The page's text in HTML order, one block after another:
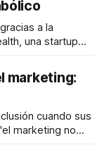
a la
una startup
y monitoreo
a tomar mejores
propuesta busca
marketing:
cuando sus
marketing no